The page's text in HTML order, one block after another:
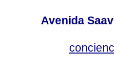
Avenida